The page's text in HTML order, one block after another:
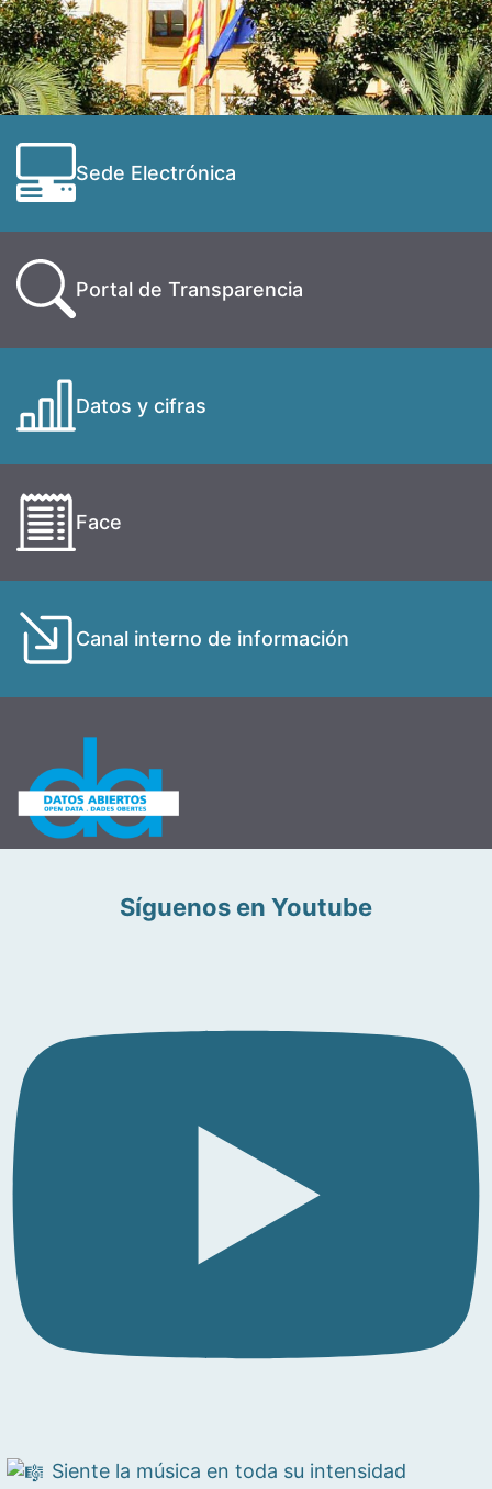
Sede Electrónica
Portal de Transparencia
Datos y cifras
Face
Canal interno de información
Síguenos en Youtube
Siente la música en toda su intensidad